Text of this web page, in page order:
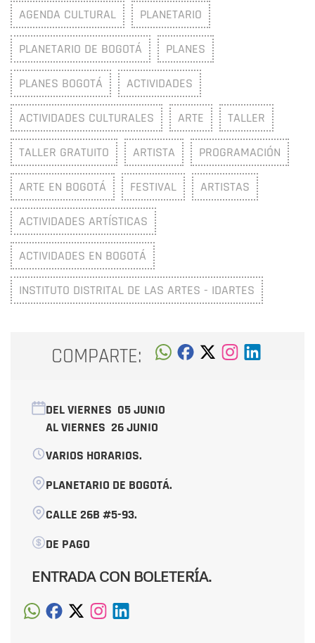
AGENDA CULTURAL PLANETARIO
PLANETARIO DE BOGOTÁ PLANES
PLANES BOGOTÁ ACTIVIDADES
ACTIVIDADES CULTURALES ARTE TALLER
TALLER GRATUITO ARTISTA PROGRAMACIÓN
ARTE EN BOGOTÁ FESTIVAL ARTISTAS
ACTIVIDADES ARTÍSTICAS
ACTIVIDADES EN BOGOTÁ
INSTITUTO DISTRITAL DE LAS ARTES - IDARTES
COMPARTE:
DEL VIERNES 05 JUNIO
AL VIERNES 26 JUNIO
VARIOS HORARIOS.
PLANETARIO DE BOGOTÁ.
CALLE 26B #5-93.
DE PAGO
ENTRADA CON BOLETERÍA.